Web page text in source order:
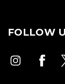
FOLLOW